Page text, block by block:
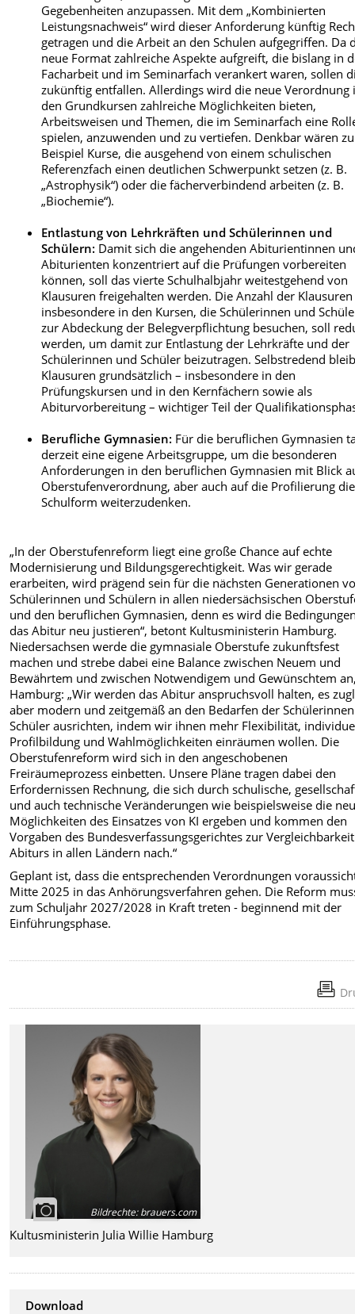
Gegebenheiten anzupassen. Mit dem „Kombinierten
Leistungsnachweis“ wird dieser Anforderung künftig
getragen und die Arbeit an den Schulen aufgegriffen. Da
neue Format zahlreiche Aspekte aufgreift, die bislang in
Facharbeit und im Seminarfach verankert waren, sollen
zukünftig entfallen. Allerdings wird die neue Verordnung
den Grundkursen zahlreiche Möglichkeiten bieten,
Arbeitsweisen und Themen, die im Seminarfach eine
spielen, anzuwenden und zu vertiefen. Denkbar wären
Beispiel Kurse, die ausgehend von einem schulischen
Referenzfach einen deutlichen Schwerpunkt setzen (z. B.
„Astrophysik“) oder die fächerverbindend arbeiten (z. B.
„Biochemie“).
Entlastung von Lehrkräften und Schülerinnen und
Schülern: Damit sich die angehenden Abiturientinnen
Abiturienten konzentriert auf die Prüfungen vorbereiten
können, soll das vierte Schulhalbjahr weitestgehend von
Klausuren freigehalten werden. Die Anzahl der Klausuren
insbesondere in den Kursen, die Schülerinnen und
zur Abdeckung der Belegverpflichtung besuchen, soll
werden, um damit zur Entlastung der Lehrkräfte und der
Schülerinnen und Schüler beizutragen. Selbstredend
Klausuren grundsätzlich – insbesondere in den
Prüfungskursen und in den Kernfächern sowie als
Abiturvorbereitung – wichtiger Teil der
Berufliche Gymnasien: Für die beruflichen Gymnasien
derzeit eine eigene Arbeitsgruppe, um die besonderen
Anforderungen in den beruflichen Gymnasien mit Blick
Oberstufenverordnung, aber auch auf die Profilierung
Schulform weiterzudenken.
„In der Oberstufenreform liegt eine große Chance auf echte
Modernisierung und Bildungsgerechtigkeit. Was wir gerade
erarbeiten, wird prägend sein für die nächsten Generationen
Schülerinnen und Schülern in allen niedersächsischen
und den beruflichen Gymnasien, denn es wird die
das Abitur neu justieren“, betont Kultusministerin Hamburg.
Niedersachsen werde die gymnasiale Oberstufe zukunftsfest
machen und strebe dabei eine Balance zwischen Neuem und
Bewährtem und zwischen Notwendigem und Gewünschtem
Hamburg: „Wir werden das Abitur anspruchsvoll halten, es
aber modern und zeitgemäß an den Bedarfen der
Schüler ausrichten, indem wir ihnen mehr Flexibilität,
Profilbildung und Wahlmöglichkeiten einräumen wollen. Die
Oberstufenreform wird sich in den angeschobenen
Freiräumeprozess einbetten. Unsere Pläne tragen dabei den
Erfordernissen Rechnung, die sich durch schulische,
und auch technische Veränderungen wie beispielsweise die
Möglichkeiten des Einsatzes von KI ergeben und kommen den
Vorgaben des Bundesverfassungsgerichtes zur
Abiturs in allen Ländern nach.“
Geplant ist, dass die entsprechenden Verordnungen
Mitte 2025 in das Anhörungsverfahren gehen. Die Reform
zum Schuljahr 2027/2028 in Kraft treten - beginnend mit der
Einführungsphase.
Bildrechte:brauers.com
Kultusministerin Julia Willie Hamburg
Download